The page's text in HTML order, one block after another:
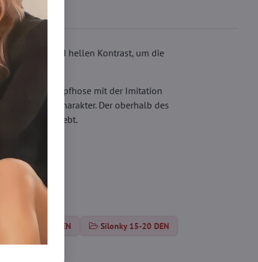
Subtilität und hellen Kontrast, um die
der Strumpfhose mit der Imitation
Styling Charakter. Der oberhalb des
Farbe hervorhebt.
50-60 DEN
Silonky 15-20 DEN